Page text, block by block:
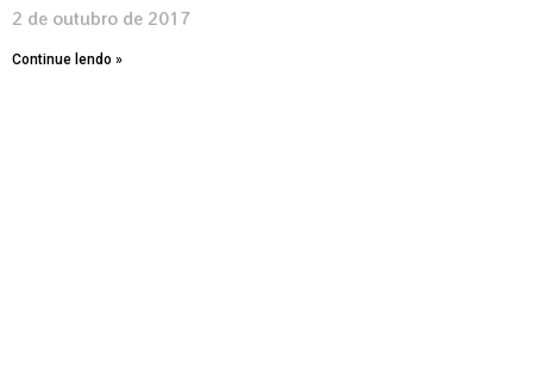
2 de outubro de 2017
Continue lendo »